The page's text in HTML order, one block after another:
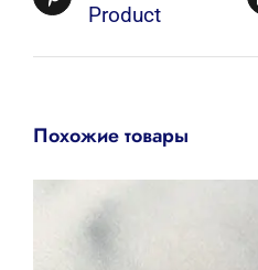
Product
Похожие товары